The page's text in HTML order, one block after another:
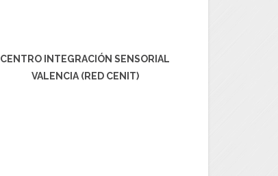
CENTRO INTEGRACIÓN SENSORIAL
VALENCIA (RED CENIT)